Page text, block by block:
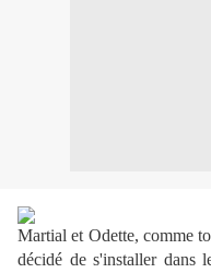
Martial et Odette, comme
décidé de s'installer